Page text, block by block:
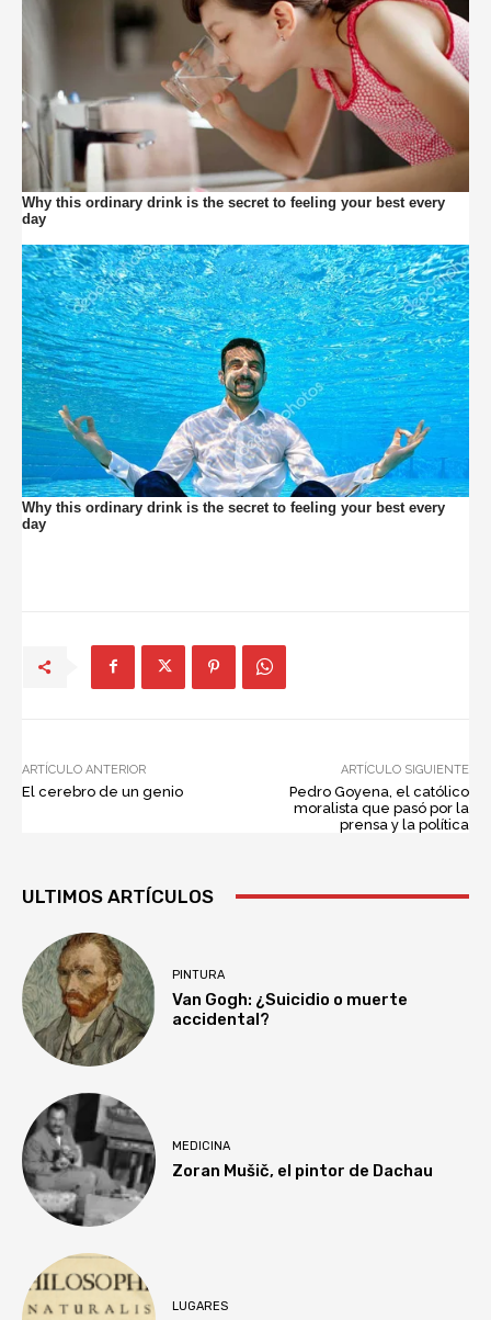
ARTÍCULO ANTERIOR
El cerebro de un genio
ARTÍCULO SIGUIENTE
Pedro Goyena, el católico
moralista que pasó por la
prensa y la política
ULTIMOS ARTÍCULOS
PINTURA
Van Gogh: ¿Suicidio o muerte
accidental?
MEDICINA
Zoran Mušič, el pintor de Dachau
LUGARES